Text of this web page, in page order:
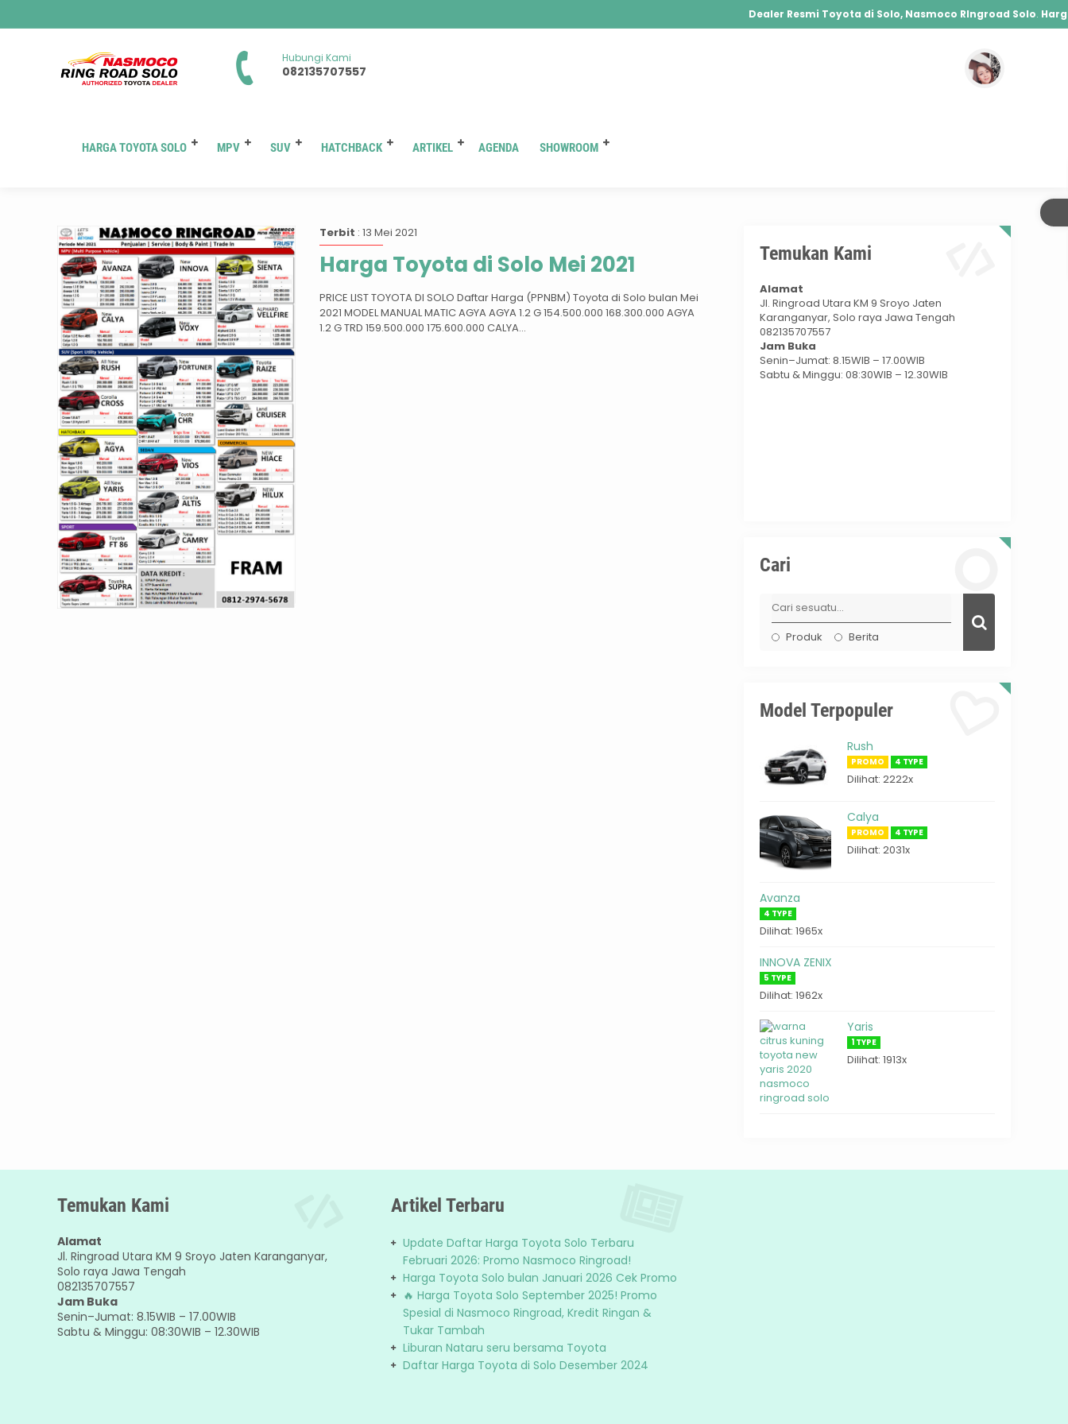
Dealer Resmi Toyota di Solo, Nasmoco RIngroad Solo.Harga
Agya, Calya, Fortuner, Rush, Sienta, Yaris, Alphard, Vellfire, Vios,
Hubungi Kami
082135707557
HARGA TOYOTA SOLO MPV SUV HATCHBACK ARTIKEL AGENDA SHOWROOM
Tag:harga toyota raize
Terbit : 13 Mei 2021
Harga Toyota di Solo Mei 2021
PRICE LIST TOYOTA DI SOLO Daftar Harga (PPNBM) Toyota di Solo bulan Mei
2021 MODEL MANUAL MATIC AGYA AGYA 1.2 G 154.500.000 168.300.000 AGYA
1.2 G TRD 159.500.000 175.600.000 CALYA...
Temukan Kami
Alamat
Jl. Ringroad Utara KM 9 Sroyo Jaten
Karanganyar, Solo raya Jawa Tengah
082135707557
Jam Buka
Senin–Jumat: 8.15WIB – 17.00WIB
Sabtu & Minggu: 08:30WIB – 12.30WIB
Cari
Produk Berita
Model Terpopuler
Rush
PROMO 4 TYPE
Dilihat: 2222x
Calya
PROMO 4 TYPE
Dilihat: 2031x
Avanza
4 TYPE
Dilihat: 1965x
INNOVA ZENIX
5 TYPE
Dilihat: 1962x
Yaris
1 TYPE
Dilihat: 1913x
Temukan Kami
Alamat
Jl. Ringroad Utara KM 9 Sroyo Jaten Karanganyar,
Solo raya Jawa Tengah
082135707557
Jam Buka
Senin–Jumat: 8.15WIB – 17.00WIB
Sabtu & Minggu: 08:30WIB – 12.30WIB
Artikel Terbaru
Update Daftar Harga Toyota Solo Terbaru
Februari 2026: Promo Nasmoco Ringroad!
Harga Toyota Solo bulan Januari 2026 Cek Promo
🔥 Harga Toyota Solo September 2025! Promo
Spesial di Nasmoco Ringroad, Kredit Ringan &
Tukar Tambah
Liburan Nataru seru bersama Toyota
Daftar Harga Toyota di Solo Desember 2024